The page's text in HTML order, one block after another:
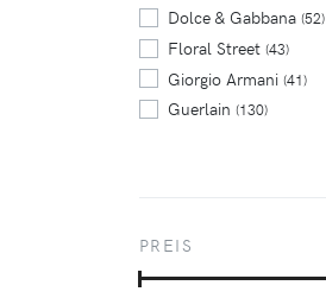
Dolce & Gabbana (52)
Floral Street (43)
Giorgio Armani (41)
Guerlain (130)
PREIS